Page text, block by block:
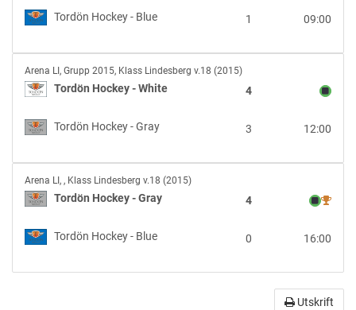
Gray
vs
Hockey
-
Blue
Tordön Hockey - Blue 09:00
1
Tordön
Hockey
-
White
vs
Hockey
-
Gray
Arena LI, Grupp 2015, Klass Lindesberg v.18 (2015)
Tordön Hockey - White 4
Tordön Hockey - Gray 12:00
3
Tordön
Hockey
-
Gray
vs
Hockey
Arena LI, , Klass Lindesberg v.18 (2015)
Tordön Hockey - Gray 4
Tordön Hockey - Blue 16:00
0
Utskrift